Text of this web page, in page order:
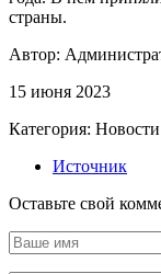
страны.
Автор:
15 июня 2023
Категория: Новости
Источник
Оставьте свой